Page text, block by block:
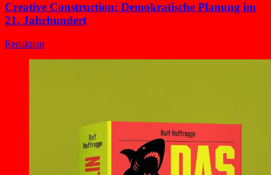
Creative Construction: Demokratische Planung im
21. Jahrhundert
Redaktion